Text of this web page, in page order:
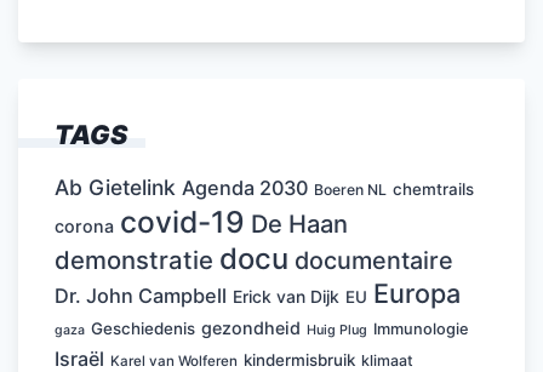
TAGS
Ab Gietelink Agenda 2030 Boeren NL chemtrails
corona covid-19 De Haan
demonstratie docu documentaire
Dr. John Campbell Erick van Dijk EU Europa
gaza Geschiedenis gezondheid Huig Plug Immunologie
Israël Karel van Wolferen kindermisbruik klimaat